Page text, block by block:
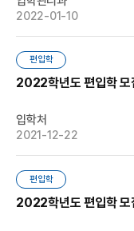
2022-01-10
편입학
2022학년도 편입학 모
입학처
2021-12-22
편입학
2022학년도 편입학 모